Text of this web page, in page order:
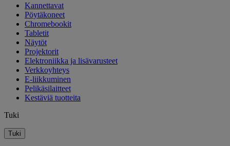
Kannettavat
Pöytäkoneet
Chromebookit
Tabletit
Näytöt
Projektorit
Elektroniikka ja lisävarusteet
Verkkoyhteys
E-liikkuminen
Pelikäsilaitteet
Kestäviä tuotteita
Tuki
Tuki